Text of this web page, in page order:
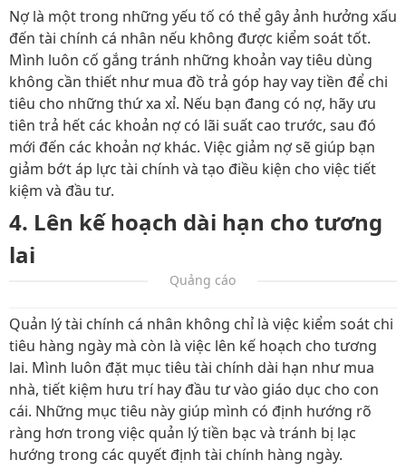
Nợ là một trong những yếu tố có thể gây ảnh hưởng xấu
đến tài chính cá nhân nếu không được kiểm soát tốt.
Mình luôn cố gắng tránh những khoản vay tiêu dùng
không cần thiết như mua đồ trả góp hay vay tiền để chi
tiêu cho những thứ xa xỉ. Nếu bạn đang có nợ, hãy ưu
tiên trả hết các khoản nợ có lãi suất cao trước, sau đó
mới đến các khoản nợ khác. Việc giảm nợ sẽ giúp bạn
giảm bớt áp lực tài chính và tạo điều kiện cho việc tiết
kiệm và đầu tư.
4. Lên kế hoạch dài hạn cho tương
lai
Quảng cáo
Quản lý tài chính cá nhân không chỉ là việc kiểm soát chi
tiêu hàng ngày mà còn là việc lên kế hoạch cho tương
lai. Mình luôn đặt mục tiêu tài chính dài hạn như mua
nhà, tiết kiệm hưu trí hay đầu tư vào giáo dục cho con
cái. Những mục tiêu này giúp mình có định hướng rõ
ràng hơn trong việc quản lý tiền bạc và tránh bị lạc
hướng trong các quyết định tài chính hàng ngày.